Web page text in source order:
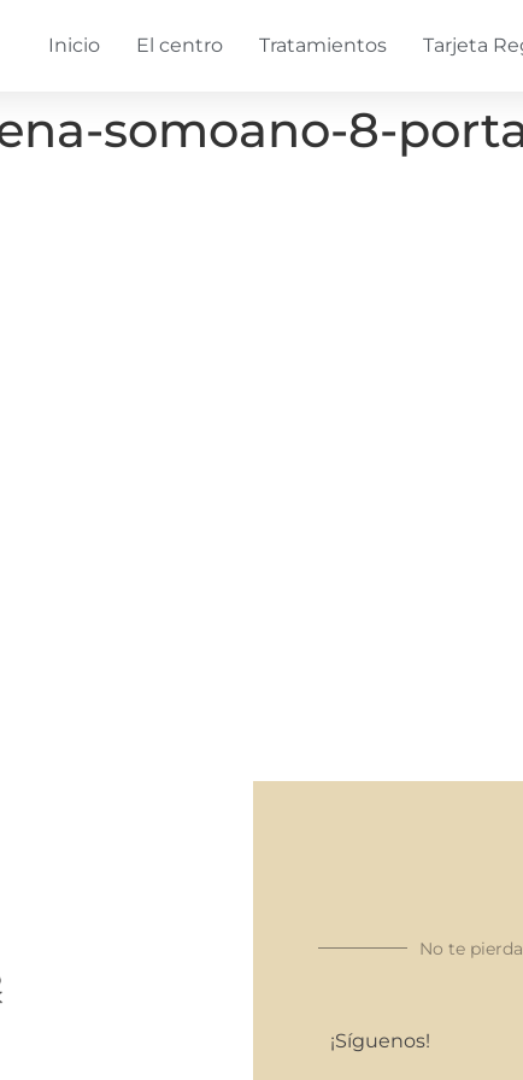
Inicio El centro Tratamientos Tarjeta
somoano-8-
No te
¡Síguenos!